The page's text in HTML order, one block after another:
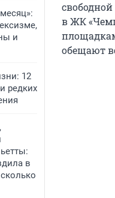
и
12
редких
в
в ЖК
обещают